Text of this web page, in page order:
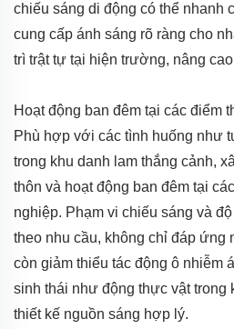
chiếu sáng di động có thể nhanh
cung cấp ánh sáng rõ ràng cho
trì trật tự tại hiện trường, nâng
Hoạt động ban đêm tại các điểm
Phù hợp với các tình huống như
trong khu danh lam thắng cảnh,
thôn và hoạt động ban đêm tại
nghiệp. Phạm vi chiếu sáng và
theo nhu cầu, không chỉ đáp ứng
còn giảm thiểu tác động ô nhiễm
sinh thái như động thực vật trong
thiết kế nguồn sáng hợp lý.